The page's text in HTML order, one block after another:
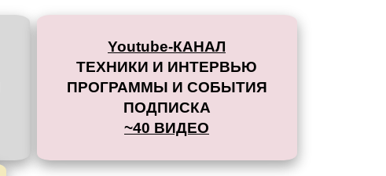
Youtube-КАНАЛ
ТЕХНИКИ И ИНТЕРВЬЮ
ПРОГРАММЫ И СОБЫТИЯ
ПОДПИСКА
~40 ВИДЕО